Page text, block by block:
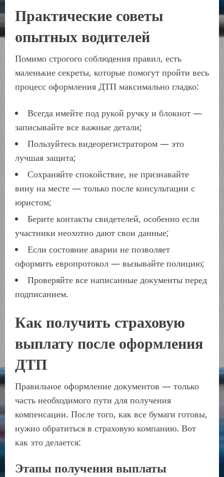
Практические советы
опытных водителей
Помимо строгого соблюдения правил, есть
маленькие секреты, которые помогут пройти весь
процесс оформления ДТП максимально гладко:
Всегда имейте под рукой ручку и блокнот —
записывайте все важные детали;
Пользуйтесь видеорегистратором — это
лучшая защита;
Сохраняйте спокойствие, не признавайте
вину на месте — только после консультации с
юристом;
Берите контакты свидетелей, особенно если
участники неохотно дают свои данные;
Если состояние аварии не позволяет
оформить европротокол — вызывайте полицию;
Проверяйте все написанные документы перед
подписанием.
Как получить страховую
выплату после оформления
ДТП
Правильное оформление документов — только
часть необходимого пути для получения
компенсации. После того, как все бумаги готовы,
нужно обратиться в страховую компанию. Вот
как это делается:
Этапы получения выплаты